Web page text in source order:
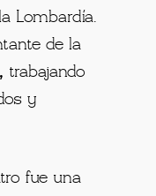
Lombardía.
de la
trabajando
y
fue una